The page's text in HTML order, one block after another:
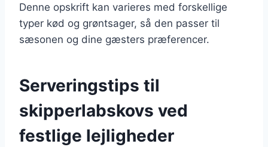
Denne opskrift kan varieres med forskellige
typer kød og grøntsager, så den passer til
sæsonen og dine gæsters præferencer.
Serveringstips til
skipperlabskovs ved
festlige lejligheder